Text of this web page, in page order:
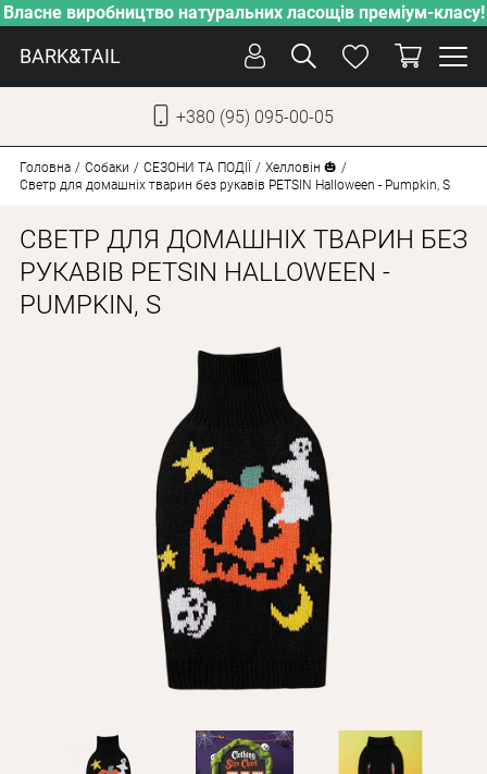
Власне виробництво натуральних ласощів преміум-класу!
BARK&TAIL
+380 (95) 095-00-05
ДОГЛЯД
ПІКЛУВАННЯ
НОВИНКИ
ДЛЯ КОТІВ
Оплата і доставка
Програма лояльності
Про Нас
Оптовим клієнтам
+380 (95) 095-00-05
Головна Собаки СЕЗОНИ ТА ПОДІЇ
Хелловін 🎃
Светр для домашніх тварин без рукавів PETSIN Halloween - Pumpkin, S
СВЕТР ДЛЯ ДОМАШНІХ ТВАРИН БЕЗ
РУКАВІВ PETSIN HALLOWEEN -
PUMPKIN, S